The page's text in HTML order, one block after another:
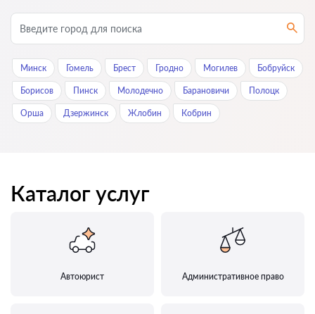
Минск Гомель Брест Гродно Могилев Бобруйск
Борисов Пинск Молодечно Барановичи Полоцк
Орша Дзержинск Жлобин Кобрин
Каталог услуг
Автоюрист Административное право